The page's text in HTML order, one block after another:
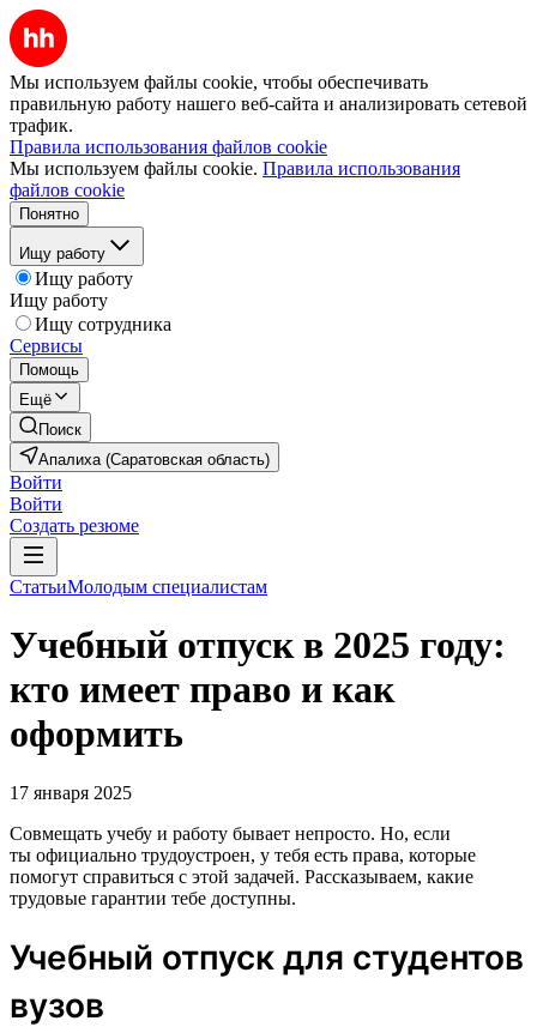
Мы используем файлы cookie, чтобы обеспечивать
правильную работу нашего веб-сайта и анализировать сетевой
трафик.
Правила использования файлов cookie
Мы используем файлы cookie. Правила использования
файлов cookie
Понятно
Ищу работу
Ищу работу
Ищу работу
Ищу сотрудника
Сервисы
Помощь
Ещё
Поиск
Апалиха (Саратовская область)
Войти
Войти
Создать резюме
СтатьиМолодым специалистам
Учебный отпуск в 2025 году:
кто имеет право и как
оформить
17 января 2025
Совмещать учебу и работу бывает непросто. Но, если
ты официально трудоустроен, у тебя есть права, которые
помогут справиться с этой задачей. Рассказываем, какие
трудовые гарантии тебе доступны.
Учебный отпуск для студентов
вузов